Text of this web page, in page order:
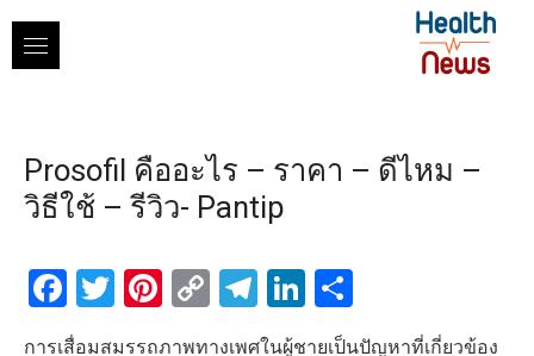
content
Prosofil คืออะไร – ราคา – ดีไหม –
วิธีใช้ – รีวิว- Pantip
Facebook
Twitter
Pinterest
Copy
Link
Telegram
LinkedIn
การเสื่อมสมรรถภาพทางเพศในผู้ชายเป็นปัญหาที่เกี่ยวข้อง